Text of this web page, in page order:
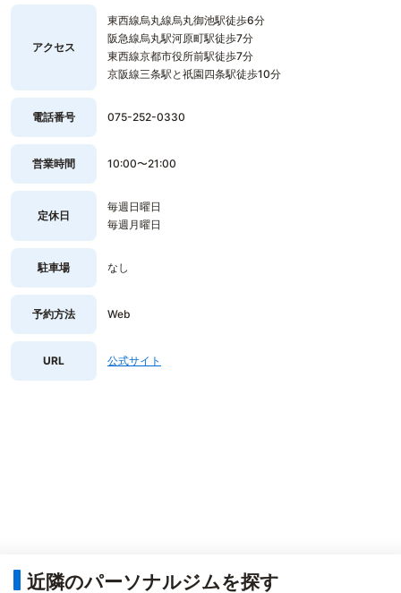
アクセス
東西線烏丸線烏丸御池駅徒歩6分
阪急線烏丸駅河原町駅徒歩7分
東西線京都市役所前駅徒歩7分
京阪線三条駅と祇園四条駅徒歩10分
電話番号 075-252-0330
営業時間 10:00〜21:00
定休日
毎週日曜日
毎週月曜日
駐車場 なし
予約方法 Web
URL 公式サイト
近隣のパーソナルジムを探す